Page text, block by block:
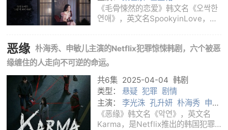
《毛骨悚然的恋爱》韩文名《오싹한
연애》，英文名SpookyinLove，是
集由李敏洙执导，崔正美编剧，朴恩
斌、梁世宗、邕圣祐等主演。韩国顶
尖企业继承
恶缘 朴海秀、申敏儿主演的Netflix犯罪惊悚韩剧，六个被恶
缘缠住的人走向不可逆的命运。
共6集 2025-04-04 韩剧
类型： 悬疑 犯罪 剧情
主演： 李光洙 孔升妍 朴海秀 申敏
儿 李熙俊 金成均
《恶缘》韩文名《악연》，英文名
Karma，是Netflix推出的韩国犯罪